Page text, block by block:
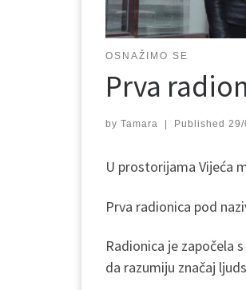
OSNAŽIMO SE
Prva
by Tamara Published 29/
U prostorijama Vijeća
Prva radionica pod
Radionica je započela
da razumiju značaj